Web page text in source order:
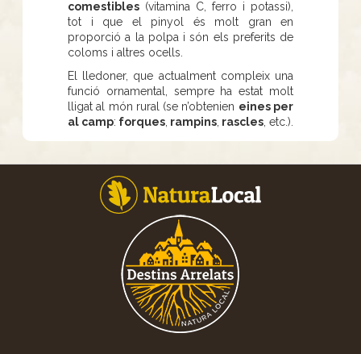
comestibles (vitamina C, ferro i potassi),
tot i que el pinyol és molt gran en
proporció a la polpa i són els preferits de
coloms i altres ocells.
El lledoner, que actualment compleix una
funció ornamental, sempre ha estat molt
lligat al món rural (se n’obtenien eines per
al camp: forques rampins rascles , etc.).